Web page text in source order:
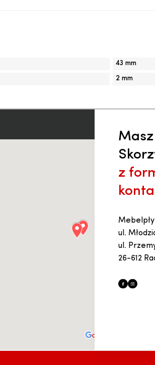
43 mm
2 mm
z
ul.
ul.
26-612